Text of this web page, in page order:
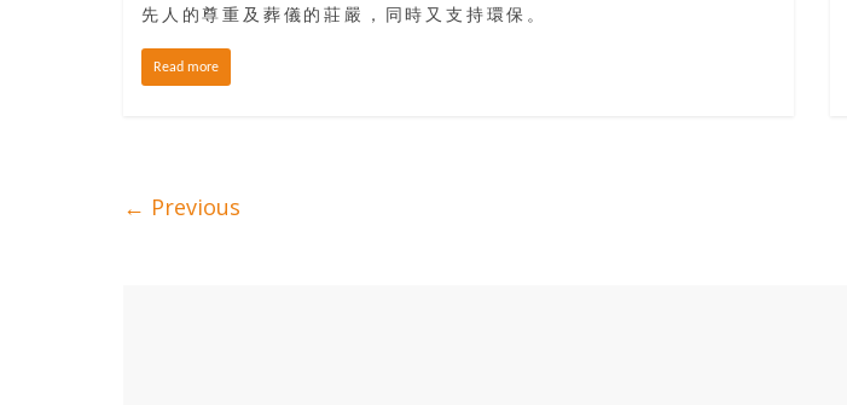
先人的尊重及葬儀的莊嚴，同時又支持環保。
Read more
← Previous